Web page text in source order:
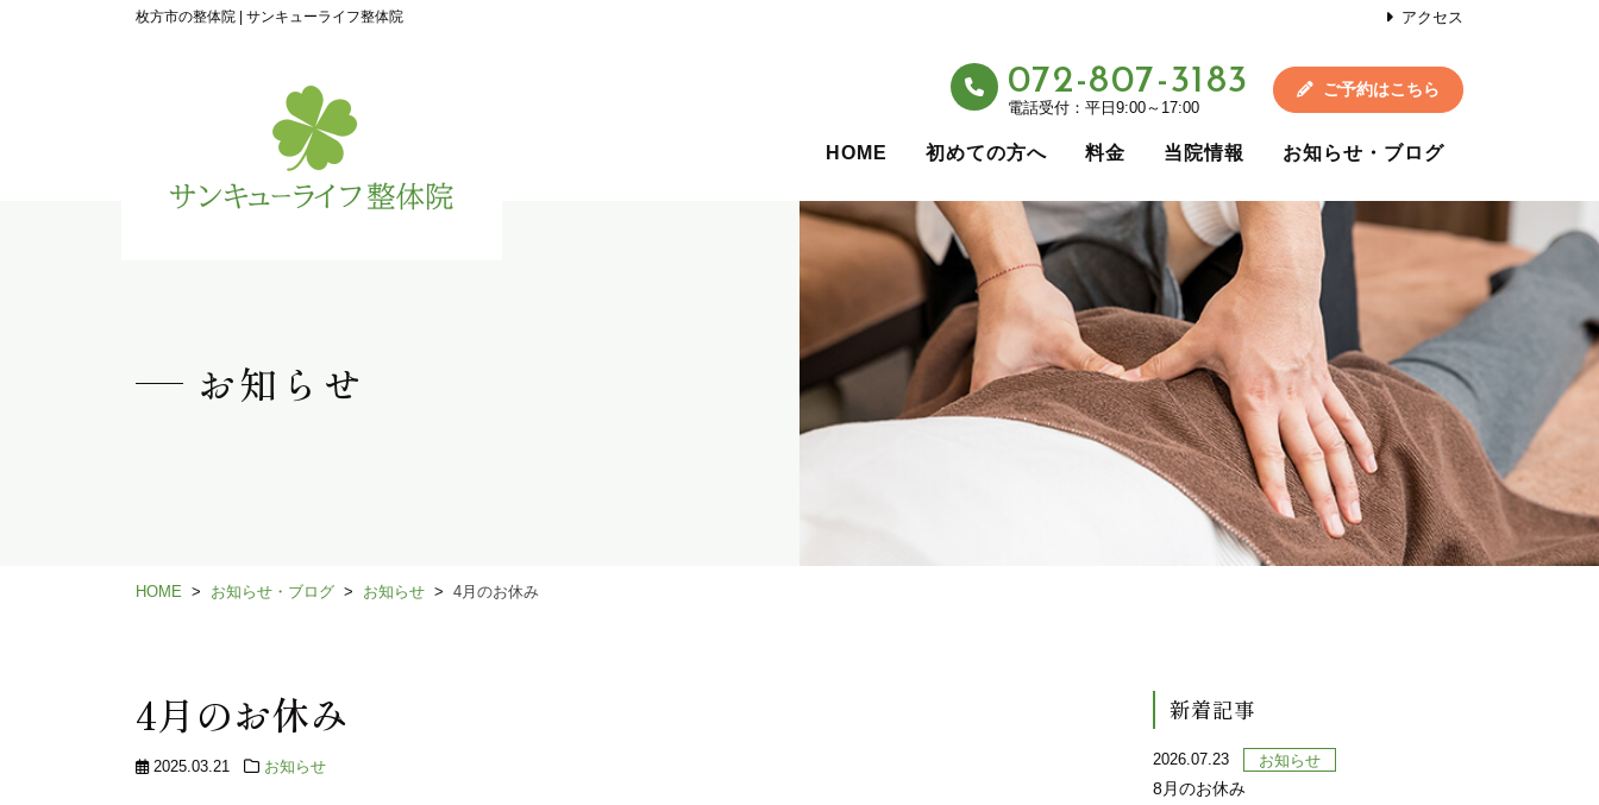
枚方市の整体院 | サンキューライフ整体院 アクセス
072-807-3183
電話受付：平日9:00～17:00
ご予約はこちら
HOME 初めての方へ 料金 当院情報 お知らせ・ブログ
お知らせ
HOME お知らせ・ブログ お知らせ 4月のお休み
4月のお休み
2025.03.21 お知らせ
新着記事
2026.07.23 お知らせ
8月のお休み